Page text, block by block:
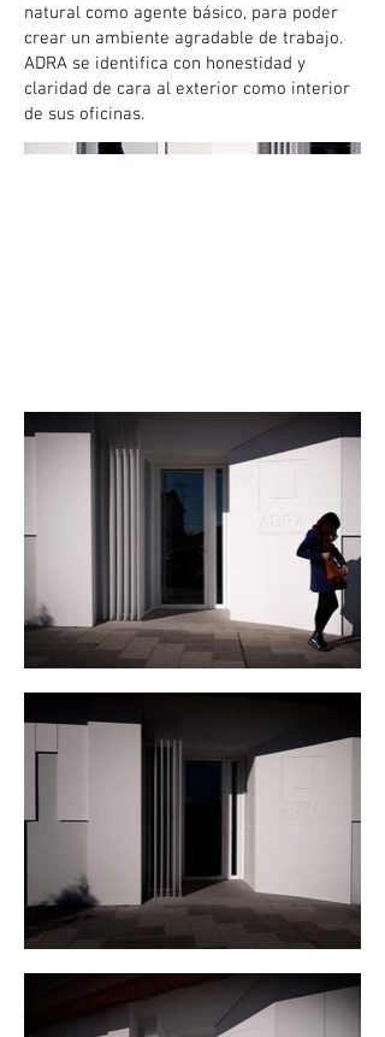
natural como agente básico, para poder
crear un ambiente agradable de trabajo.
ADRA se identifica con honestidad y
claridad de cara al exterior como interior
de sus oficinas.